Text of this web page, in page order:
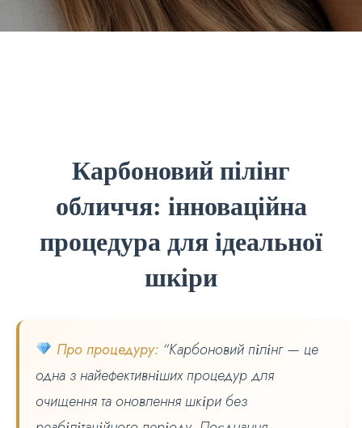
Карбоновий пілінг
обличчя: інноваційна
процедура для ідеальної
шкіри
Про процедуру:“Карбоновий пілінг — це
одна з найефективніших процедур для
очищення та оновлення шкіри без